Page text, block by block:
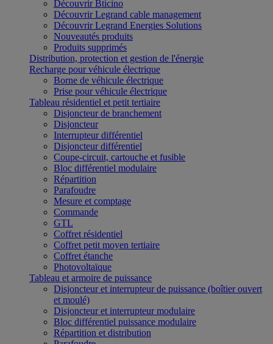
Découvrir Bticino
Découvrir Legrand cable management
Découvrir Legrand Energies Solutions
Nouveautés produits
Produits supprimés
Distribution, protection et gestion de l'énergie
Recharge pour véhicule électrique
Borne de véhicule électrique
Prise pour véhicule électrique
Tableau résidentiel et petit tertiaire
Disjoncteur de branchement
Disjoncteur
Interrupteur différentiel
Disjoncteur différentiel
Coupe-circuit, cartouche et fusible
Bloc différentiel modulaire
Répartition
Parafoudre
Mesure et comptage
Commande
GTL
Coffret résidentiel
Coffret petit moyen tertiaire
Coffret étanche
Photovoltaïque
Tableau et armoire de puissance
Disjoncteur et interrupteur de puissance (boîtier ouvert
et moulé)
Disjoncteur et interrupteur modulaire
Bloc différentiel puissance modulaire
Répartition et distribution